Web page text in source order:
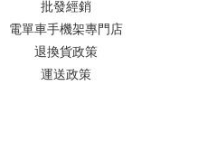
批發經銷
電單車手機架專門店
退換貨政策
運送政策